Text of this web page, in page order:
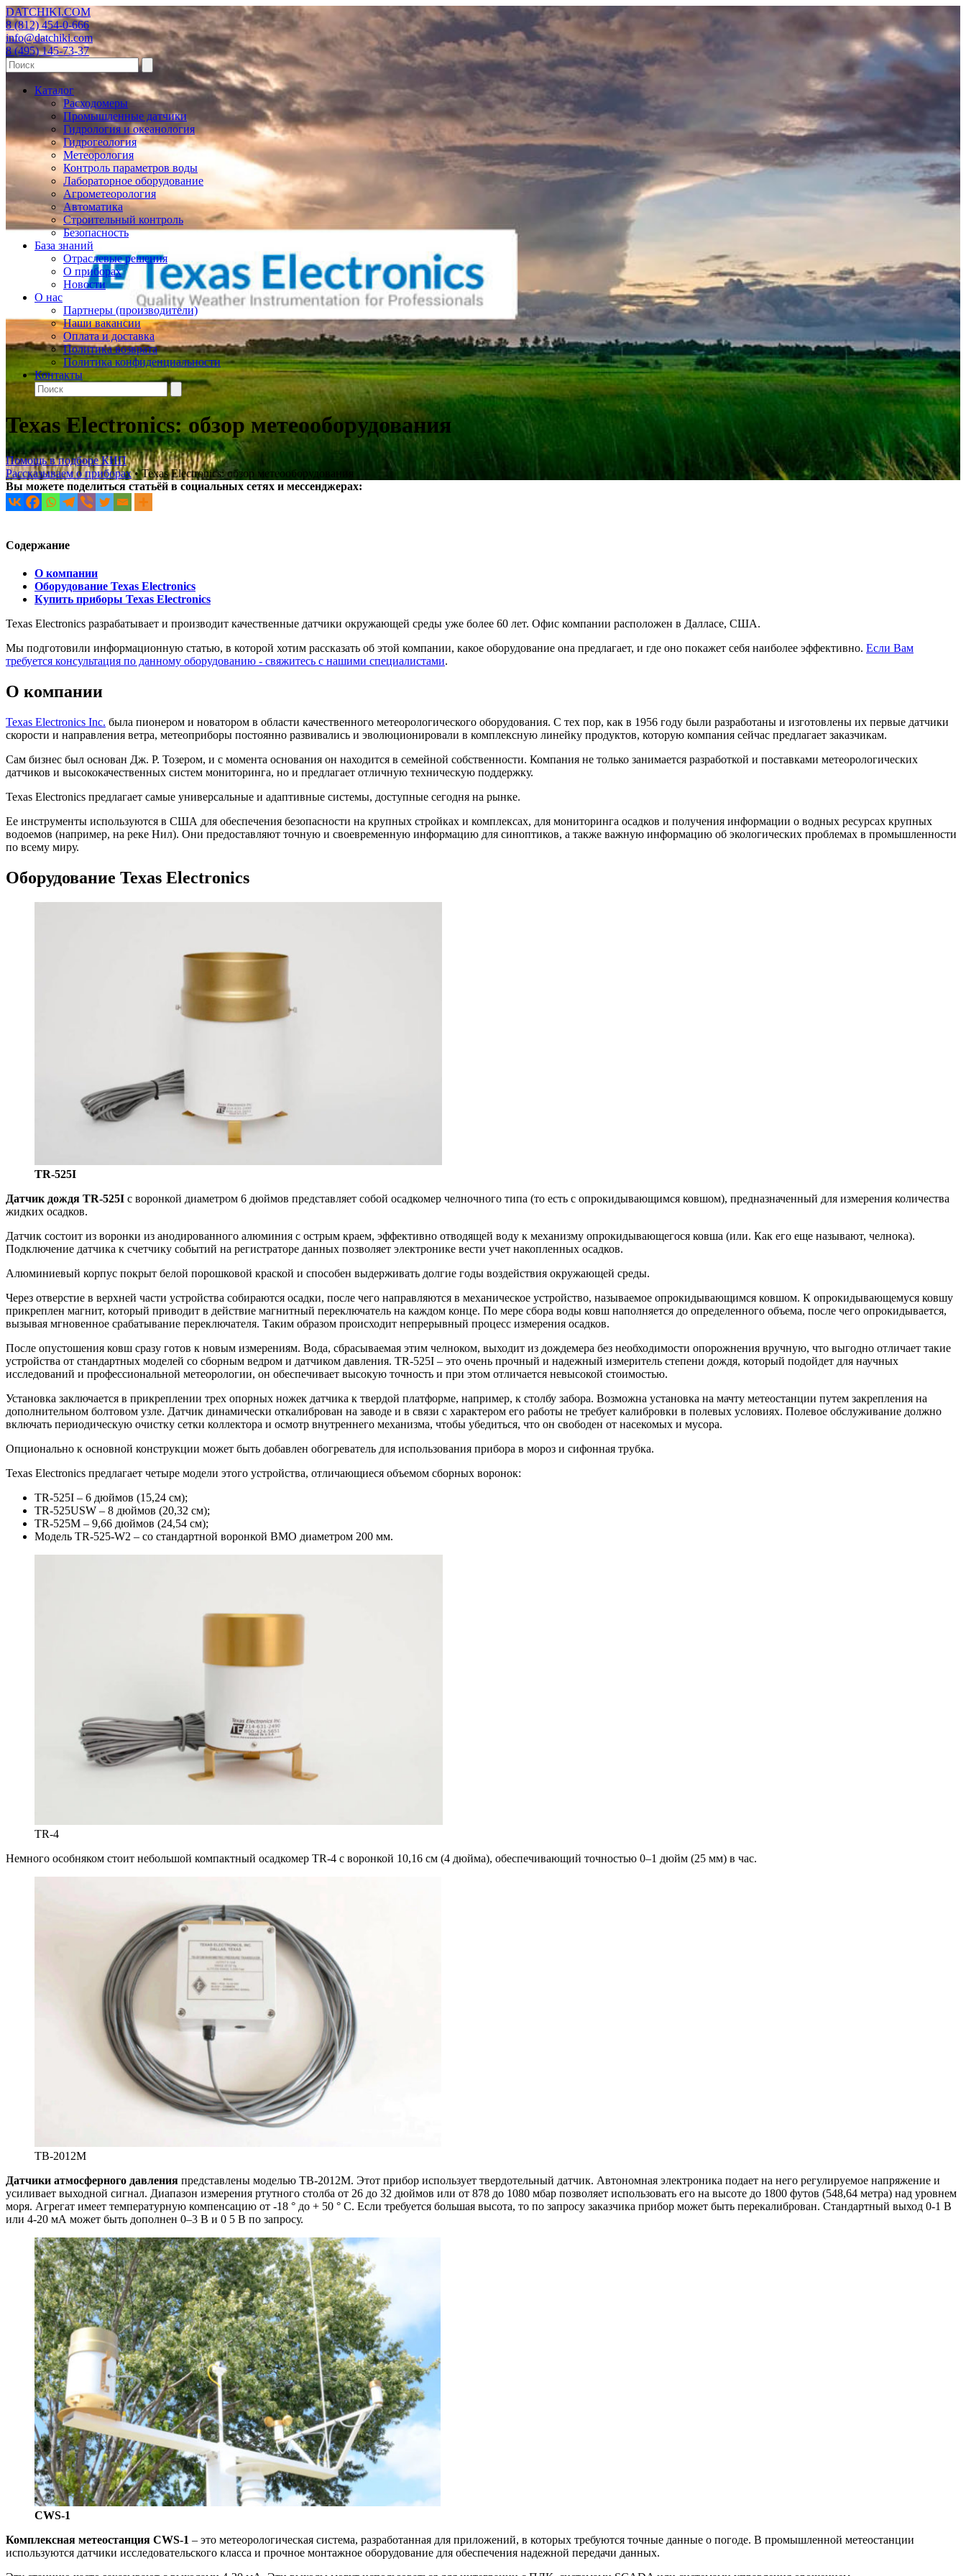
DATCHIKI.COM
8 (812) 454-0-666
info@datchiki.com
8 (495) 145-73-37
Каталог
Расходомеры
Промышленные датчики
Гидрология и океанология
Гидрогеология
Метеорология
Контроль параметров воды
Лабораторное оборудование
Агрометеорология
Автоматика
Строительный контроль
Безопасность
База знаний
Отраслевые решения
О приборах
Новости
О нас
Партнеры (производители)
Наши вакансии
Оплата и доставка
Политика возврата
Политика конфиденциальности
Контакты
Texas Electronics: обзор метеооборудования
Помощь в подборе КИП
Рассказываем о приборах•Texas Electronics: обзор метеооборудования
Вы можете поделиться статьёй в социальных сетях и мессенджерах:
Содержание
О компании
Оборудование Texas Electronics
Купить приборы Texas Electronics
Texas Electronics разрабатывает и производит качественные датчики окружающей среды уже более 60 лет. Офис компании расположен в Далласе, США.
Мы подготовили информационную статью, в которой хотим рассказать об этой компании, какое оборудование она предлагает, и где оно покажет себя наиболее эффективно. Если Вам
требуется консультация по данному оборудованию - свяжитесь с нашими специалистами.
О компании
Texas Electronics Inc. была пионером и новатором в области качественного метеорологического оборудования. С тех пор, как в 1956 году были разработаны и изготовлены их первые датчики
скорости и направления ветра, метеоприборы постоянно развивались и эволюционировали в комплексную линейку продуктов, которую компания сейчас предлагает заказчикам.
Сам бизнес был основан Дж. Р. Тозером, и с момента основания он находится в семейной собственности. Компания не только занимается разработкой и поставками метеорологических
датчиков и высококачественных систем мониторинга, но и предлагает отличную техническую поддержку.
Texas Electronics предлагает самые универсальные и адаптивные системы, доступные сегодня на рынке.
Ее инструменты используются в США для обеспечения безопасности на крупных стройках и комплексах, для мониторинга осадков и получения информации о водных ресурсах крупных
водоемов (например, на реке Нил). Они предоставляют точную и своевременную информацию для синоптиков, а также важную информацию об экологических проблемах в промышленности
по всему миру.
Оборудование Texas Electronics
TR-525I
Датчик дождя TR-525I с воронкой диаметром 6 дюймов представляет собой осадкомер челночного типа (то есть с опрокидывающимся ковшом), предназначенный для измерения количества
жидких осадков.
Датчик состоит из воронки из анодированного алюминия с острым краем, эффективно отводящей воду к механизму опрокидывающегося ковша (или. Как его еще называют, челнока).
Подключение датчика к счетчику событий на регистраторе данных позволяет электронике вести учет накопленных осадков.
Алюминиевый корпус покрыт белой порошковой краской и способен выдерживать долгие годы воздействия окружающей среды.
Через отверстие в верхней части устройства собираются осадки, после чего направляются в механическое устройство, называемое опрокидывающимся ковшом. К опрокидывающемуся ковшу
прикреплен магнит, который приводит в действие магнитный переключатель на каждом конце. По мере сбора воды ковш наполняется до определенного объема, после чего опрокидывается,
вызывая мгновенное срабатывание переключателя. Таким образом происходит непрерывный процесс измерения осадков.
После опустошения ковш сразу готов к новым измерениям. Вода, сбрасываемая этим челноком, выходит из дождемера без необходимости опорожнения вручную, что выгодно отличает такие
устройства от стандартных моделей со сборным ведром и датчиком давления. TR-525I – это очень прочный и надежный измеритель степени дождя, который подойдет для научных
исследований и профессиональной метеорологии, он обеспечивает высокую точность и при этом отличается невысокой стоимостью.
Установка заключается в прикреплении трех опорных ножек датчика к твердой платформе, например, к столбу забора. Возможна установка на мачту метеостанции путем закрепления на
дополнительном болтовом узле. Датчик динамически откалиброван на заводе и в связи с характером его работы не требует калибровки в полевых условиях. Полевое обслуживание должно
включать периодическую очистку сетки коллектора и осмотр внутреннего механизма, чтобы убедиться, что он свободен от насекомых и мусора.
Опционально к основной конструкции может быть добавлен обогреватель для использования прибора в мороз и сифонная трубка.
Texas Electronics предлагает четыре модели этого устройства, отличающиеся объемом сборных воронок:
TR-525I – 6 дюймов (15,24 см);
TR-525USW – 8 дюймов (20,32 см);
TR-525M – 9,66 дюймов (24,54 см);
Модель TR-525-W2 – со стандартной воронкой ВМО диаметром 200 мм.
TR-4
Немного особняком стоит небольшой компактный осадкомер TR-4 с воронкой 10,16 см (4 дюйма), обеспечивающий точностью 0–1 дюйм (25 мм) в час.
TB-2012M
Датчики атмосферного давления представлены моделью TB-2012M. Этот прибор использует твердотельный датчик. Автономная электроника подает на него регулируемое напряжение и
усиливает выходной сигнал. Диапазон измерения ртутного столба от 26 до 32 дюймов или от 878 до 1080 мбар позволяет использовать его на высоте до 1800 футов (548,64 метра) над уровнем
моря. Агрегат имеет температурную компенсацию от -18 ° до + 50 ° C. Если требуется большая высота, то по запросу заказчика прибор может быть перекалиброван. Стандартный выход 0-1 В
или 4-20 мА может быть дополнен 0–3 В и 0 5 В по запросу.
CWS-1
Комплексная метеостанция CWS-1 – это метеорологическая система, разработанная для приложений, в которых требуются точные данные о погоде. В промышленной метеостанции
используются датчики исследовательского класса и прочное монтажное оборудование для обеспечения надежной передачи данных.